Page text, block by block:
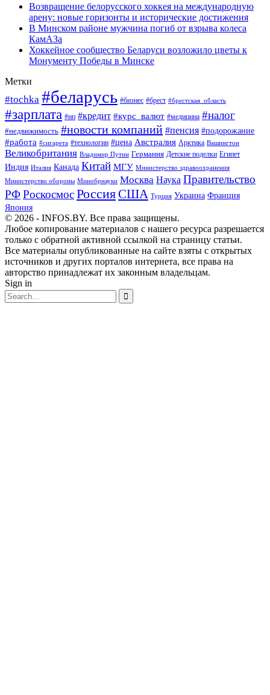
Возвращение белорусского хоккея на международную
арену: новые горизонты и исторические достижения
В Минском районе мужчина погиб от взрыва колеса
КамАЗа
Хоккейное сообщество Беларуси возложило цветы к
Монументу Победы в Минске
Метки
#tochka #беларусь #бизнес #брест #брестская_область
#зарплата #ип #кредит #курс_валют #медицина #налог
#недвижимость #новости компаний #пенсия #подорожание
#работа #сигарета #технологии #цена Австралия Арктика Вашингтон
Великобритания Владимир Путин Германия Детские поделки Египет
Индия Италия Канада Китай МГУ Министерство здравоохранения
Министерство обороны Минобрнауки Москва Наука Правительство
РФРоскосмосРоссияСША Турция Украина Франция
Япония
© 2026 - INFOS.BY. Все права защищены.
Любое копирование материалов с нашего ресурса разрешается
только с обратной активной ссылкой на страницу статьи.
Все материалы опубликованные на сайте взяты с открытых
источников и других порталов интернета, все права на
авторство принадлежат их законным владельцам.
Sign in